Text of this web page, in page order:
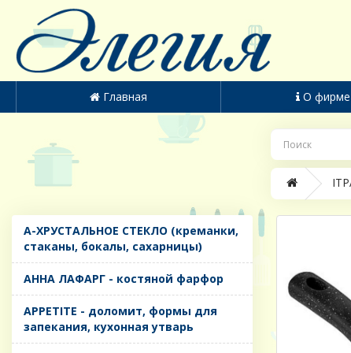
Главная О фирме
A-ХРУСТАЛЬНОЕ СТЕКЛО (креманки,
стаканы, бокалы, сахарницы)
AHHA ЛАФАРГ - костяной фарфор
APPETITE - доломит, формы для
запекания, кухонная утварь